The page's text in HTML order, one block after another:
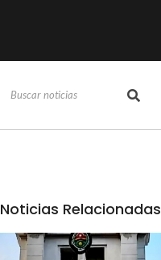
Noticias Relacionadas